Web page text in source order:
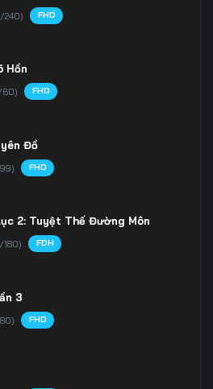
240) FHD
Hồn
FHD
Đồ
FHD
2: Tuyệt Thế Đường Môn
180) FDH
3
FHD